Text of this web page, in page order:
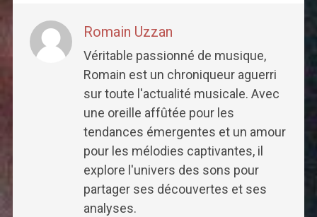
Romain Uzzan
Véritable passionné de musique,
Romain est un chroniqueur aguerri
sur toute l'actualité musicale. Avec
une oreille affûtée pour les
tendances émergentes et un amour
pour les mélodies captivantes, il
explore l'univers des sons pour
partager ses découvertes et ses
analyses.